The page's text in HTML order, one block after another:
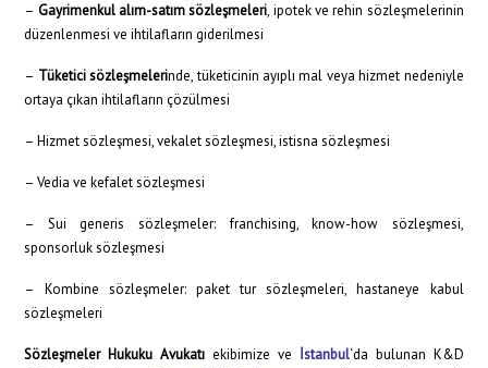
– Gayrimenkul alım-satım sözleşmeleri, ipotek ve rehin sözleşmelerinin
düzenlenmesi ve ihtilafların giderilmesi
– Tüketici sözleşmelerinde, tüketicinin ayıplı mal veya hizmet nedeniyle
ortaya çıkan ihtilafların çözülmesi
– Hizmet sözleşmesi, vekalet sözleşmesi, istisna sözleşmesi
– Vedia ve kefalet sözleşmesi
– Sui generis sözleşmeler: franchising, know-how sözleşmesi,
sponsorluk sözleşmesi
– Kombine sözleşmeler: paket tur sözleşmeleri, hastaneye kabul
sözleşmeleri
Sözleşmeler Hukuku Avukatı ekibimize ve İstanbul‘da bulunan K&D